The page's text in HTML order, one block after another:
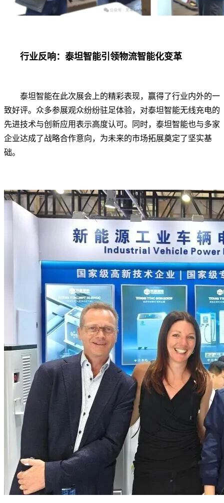
行业反响：泰坦智能引领物流智能化变革
泰坦智能在此次展会上的精彩表现，赢得了行业内外的一
致好评。众多参展观众纷纷驻足体验，对泰坦智能无线充电的
先进技术与创新应用表示高度认可。同时，泰坦智能也与多家
企业达成了战略合作意向，为未来的市场拓展奠定了坚实基
础。